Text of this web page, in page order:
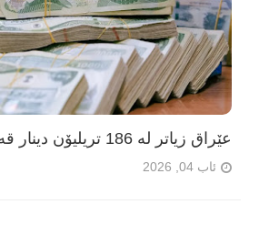
عێراق زیاتر لە 186 تریلیۆن دینار قەرزدارە
ئاب 04, 2026